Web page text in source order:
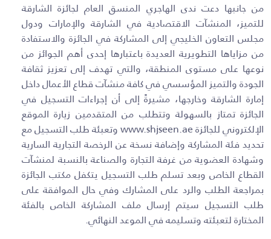
من جانبها دعت ندى الهاجري المنسق العام لجائزة الشارقة
للتميز، المنشآت الاقتصادية في الشارقة والإمارات ودول
مجلس التعاون الخليجي إلى المشاركة في الجائزة والاستفادة
من مزاياها التطويرية العديدة باعتبارها إحدى أهم الجوائز من
نوعها على مستوى المنطقة، والتي تهدف إلى تعزيز ثقافة
الجودة والتميز المؤسسي في كافة منشآت قطاع الأعمال داخل
إمارة الشارقة وخارجها، مشيرةً إلى أن إجراءات التسجيل في
الجائزة تمتاز بالسهولة وتتطلب من المتقدمين زيارة الموقع
الإلكتروني للجائزة www.shjseen.ae وتعبئة طلب التسجيل مع
تحديد فئة المشاركة وإضافة نسخة عن الرخصة التجارية السارية
وشهادة العضوية من غرفة التجارة والصناعة بالنسبة لمنشآت
القطاع الخاص وبعد تسلم طلب التسجيل يتكفل مكتب الجائزة
بمراجعة الطلب والرد على المشارك وفي حال الموافقة على
طلب التسجيل سيتم إرسال ملف المشاركة الخاص بالفئة
المختارة لتعبئته وتسليمه في الموعد النهائي.